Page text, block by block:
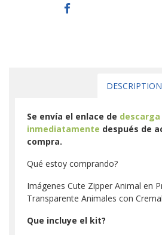
DESCRIPTION
Se envía el enlace de
inmediatamente después de
compra.
Qué estoy comprando?
Imágenes Cute Zipper Animal en
Transparente Animales con
Que incluye el kit?